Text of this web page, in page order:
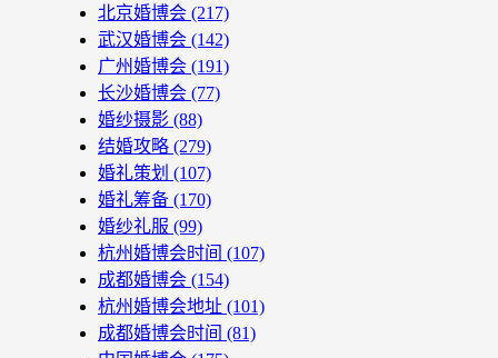
北京婚博会 (217)
武汉婚博会 (142)
广州婚博会 (191)
长沙婚博会 (77)
婚纱摄影 (88)
结婚攻略 (279)
婚礼策划 (107)
婚礼筹备 (170)
婚纱礼服 (99)
杭州婚博会时间 (107)
成都婚博会 (154)
杭州婚博会地址 (101)
成都婚博会时间 (81)